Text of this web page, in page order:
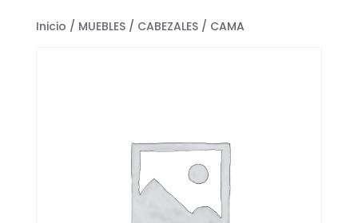
Inicio / MUEBLES/ CABEZALES/ CAMA